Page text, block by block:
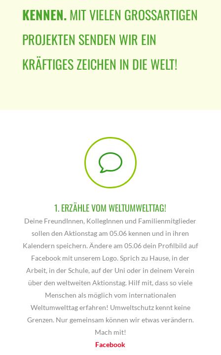
KENNEN.MIT VIELEN GROSSARTIGEN P
ROJEKTEN SENDEN WIR EIN K
RÄFTIGES ZEICHEN IN DIE WELT!
v
1. ERZÄHLE VOM WELTUMWELTTAG!
Deine FreundInnen, KollegInnen und Familienmitglieder
sollen den Aktionstag am 05.06 kennen und in ihren
Kalendern speichern. Ändere am 05.06 dein Profilbild auf
Facebook mit unserem Logo. Sprich zu Hause, in der
Arbeit, in der Schule, auf der Uni oder in deinem Verein
über den weltweiten Aktionstag. Hilf mit, dass so viele
Menschen als möglich vom internationalen
Weltumwelttag erfahren! Umweltschutz kennt keine
Grenzen. Nur gemeinsam können wir etwas verändern.
Mach mit!
Facebook